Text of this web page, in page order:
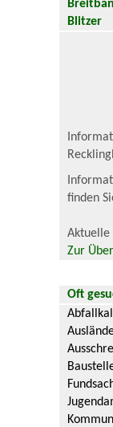
Blitzer
finden
Aktuelle
Zur
Oft